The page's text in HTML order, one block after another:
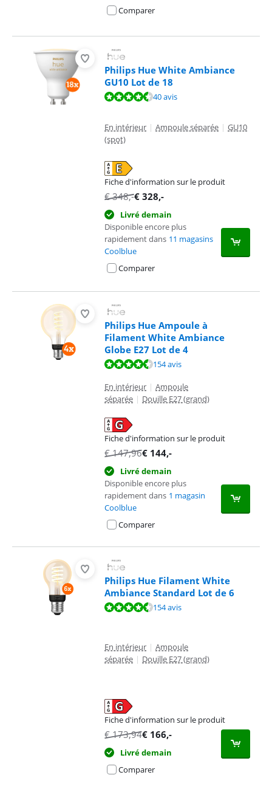
Comparer
Philips Hue White Ambiance
GU10 Lot de 18
La note est de 9,4 sur 10, basée sur 40 avis.40 avis
En intérieur | Ampoule séparée | GU10
(spot)
Fiche d'information sur le produit
s'ouvre dans un nouvel onglet
€348,-€ 328,-
Livré demain
Disponible encore plus
rapidement dans 11 magasins
Coolblue
Comparer
Philips Hue Ampoule à
Filament White Ambiance
Globe E27 Lot de 4
La note est de 9,3 sur 10, basée sur 154 avis.154 avis
En intérieur | Ampoule
séparée | Douille E27 (grand)
Fiche d'information sur le produit
s'ouvre dans un nouvel onglet
€147,96€ 144,-
Livré demain
Disponible encore plus
rapidement dans 1 magasin
Coolblue
Comparer
Philips Hue Filament White
Ambiance Standard Lot de 6
La note est de 9,3 sur 10, basée sur 154 avis.154 avis
En intérieur | Ampoule
séparée | Douille E27 (grand)
Fiche d'information sur le produit
s'ouvre dans un nouvel onglet
€173,94€ 166,-
Livré demain
Comparer